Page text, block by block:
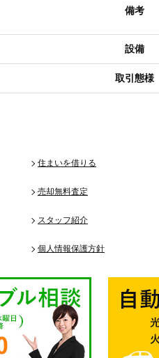
備考
設備
取引態様
住まいを借りる
売却無料査定
スタッフ紹介
個人情報保護方針